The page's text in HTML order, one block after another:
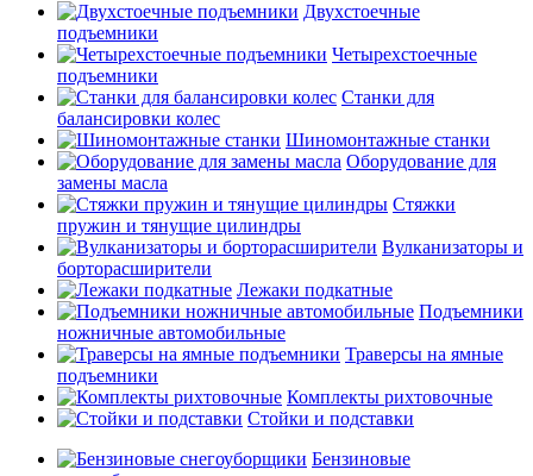
Двухстоечные
подъемники
Четырехстоечные
подъемники
Станки для
балансировки колес
Шиномонтажные станки
Оборудование для
замены масла
Стяжки
пружин и тянущие цилиндры
Вулканизаторы и
борторасширители
Лежаки подкатные
Подъемники
ножничные автомобильные
Траверсы на ямные
подъемники
Комплекты рихтовочные
Стойки и подставки
Бензиновые